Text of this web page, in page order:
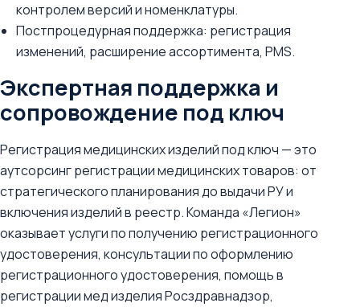
контролем версий и номенклатуры.
Постпроцедурная поддержка: регистрация
изменений, расширение ассортимента, PMS.
Экспертная поддержка и
сопровождение под ключ
Регистрация медицинских изделий под ключ — это
аутсорсинг регистрации медицинских товаров: от
стратегического планирования до выдачи РУ и
включения изделий в реестр. Команда «Легион»
оказывает услуги по получению регистрационного
удостоверения, консультации по оформлению
регистрационного удостоверения, помощь в
регистрации мед изделия Росздравнадзор,